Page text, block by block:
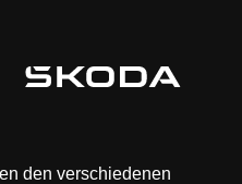
den verschiedenen